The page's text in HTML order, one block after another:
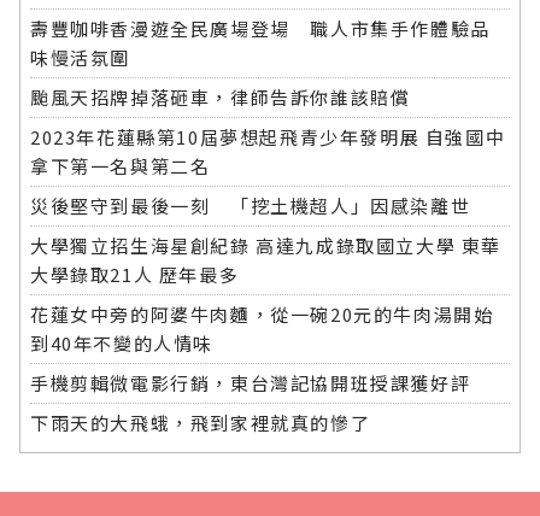
壽豐咖啡香漫遊全民廣場登場 職人市集手作體驗品
味慢活氛圍
颱風天招牌掉落砸車，律師告訴你誰該賠償
2023年花蓮縣第10屆夢想起飛青少年發明展 自強國中
拿下第一名與第二名
災後堅守到最後一刻 「挖土機超人」因感染離世
大學獨立招生海星創紀錄 高達九成錄取國立大學 東華
大學錄取21人 歷年最多
花蓮女中旁的阿婆牛肉麵，從一碗20元的牛肉湯開始
到40年不變的人情味
手機剪輯微電影行銷，東台灣記協開班授課獲好評
下雨天的大飛蛾，飛到家裡就真的慘了